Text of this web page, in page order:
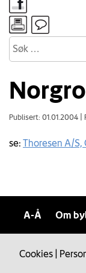
Publisert: 01.01.2004
se: Thoresen A/S,
A-Å Om
Cookies